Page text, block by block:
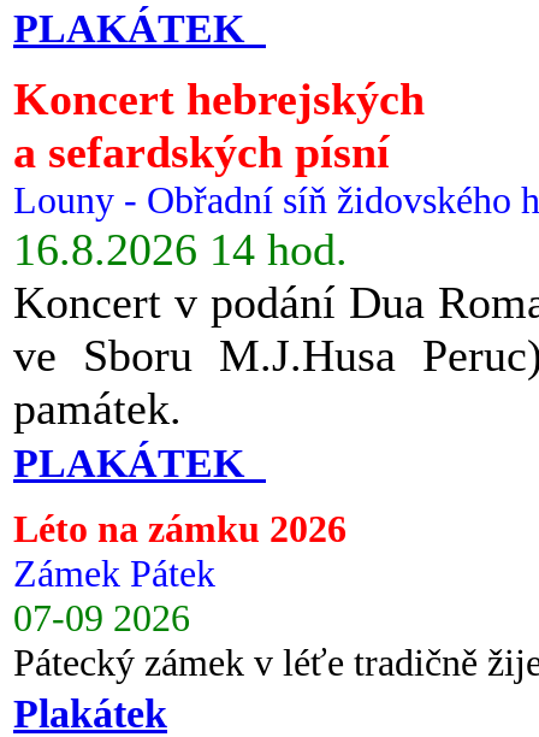
PLAKÁTEK
Koncert hebrejských
a sefardských písní
Louny - Obřadní síň židovského
16.8.2026 14 hod.
Koncert v podání Dua
ve Sboru M.J.Husa
památek.
PLAKÁTEK
Léto na zámku 2026
Zámek Pátek
07-09 2026
Pátecký zámek v léťe tradičně
Plakátek